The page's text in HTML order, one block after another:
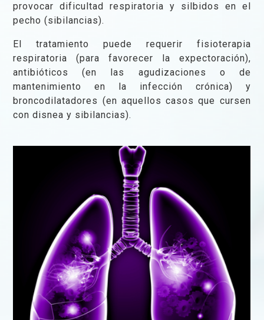
provocar dificultad respiratoria y silbidos en el
pecho (sibilancias).
El tratamiento puede requerir fisioterapia
respiratoria (para favorecer la expectoración),
antibióticos (en las agudizaciones o de
mantenimiento en la infección crónica) y
broncodilatadores (en aquellos casos que cursen
con disnea y sibilancias).